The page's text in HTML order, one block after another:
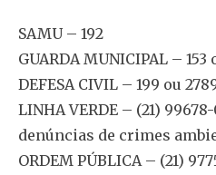
SAMU – 192
GUARDA MUNICIPAL – 153
DEFESA CIVIL – 199 ou
LINHA VERDE – (21)
denúncias de crimes
ORDEM PÚBLICA – (21)